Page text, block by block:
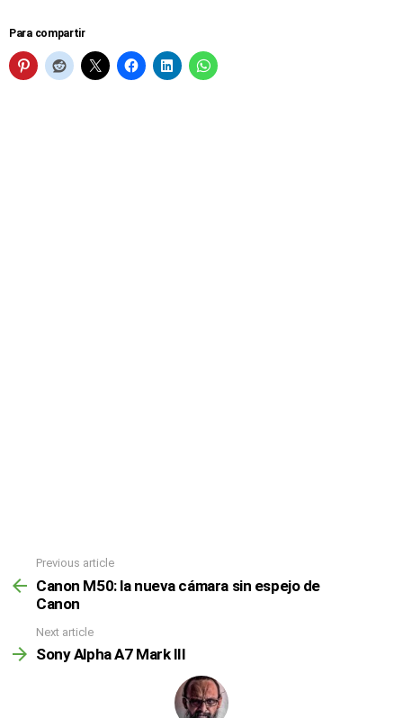
Para compartir
Previous article
Canon M50: la nueva cámara sin espejo de
Canon
Next article
Sony Alpha A7 Mark III